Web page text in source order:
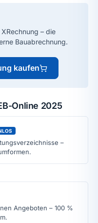
– die
Bauabrechnung.
kaufen
Online 2025
–
Angeboten – 100 %